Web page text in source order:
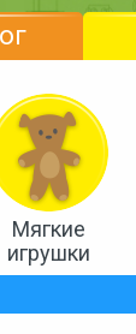
Мягкие
игрушки